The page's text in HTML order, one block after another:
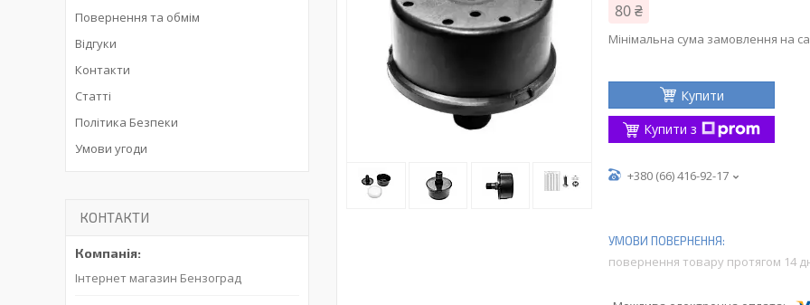
80 ₴
Мінімальна сума замовлення на
Купити
Купити з
+380 (66) 416-92-17
повернення товару протягом 14
Повернення та обмім
Відгуки
Контакти
Статті
Політика Безпеки
Умови угоди
КОНТАКТИ
Інтернет магазин Бензоград